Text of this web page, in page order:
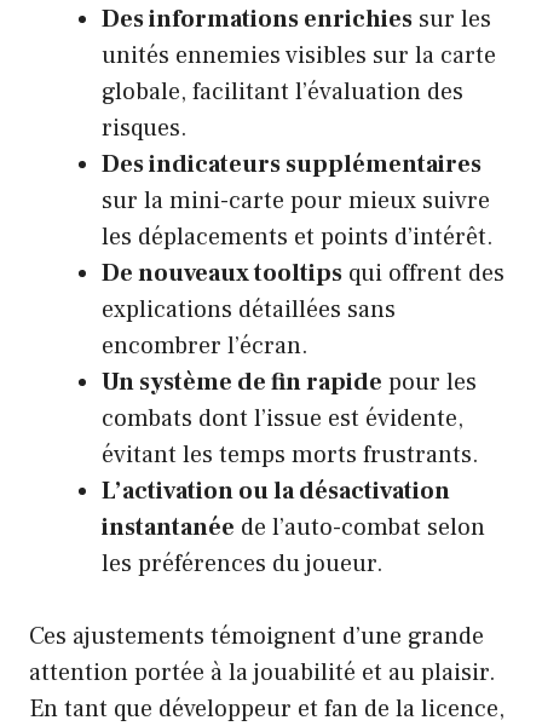
Des informations enrichies sur les
unités ennemies visibles sur la carte
globale, facilitant l’évaluation des
risques.
Des indicateurs supplémentaires
sur la mini-carte pour mieux suivre
les déplacements et points d’intérêt.
De nouveaux tooltips qui offrent des
explications détaillées sans
encombrer l’écran.
Un système de fin rapide pour les
combats dont l’issue est évidente,
évitant les temps morts frustrants.
L’activation ou la désactivation
instantanée de l’auto-combat selon
les préférences du joueur.
Ces ajustements témoignent d’une grande
attention portée à la jouabilité et au plaisir.
En tant que développeur et fan de la licence,